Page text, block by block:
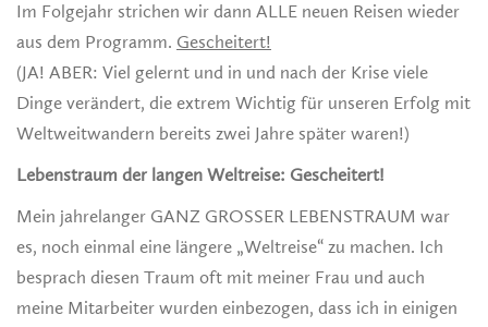
Im Folgejahr strichen wir dann ALLE neuen Reisen wieder
aus dem Programm. Gescheitert!
(JA! ABER: Viel gelernt und in und nach der Krise viele
Dinge verändert, die extrem Wichtig für unseren Erfolg mit
Weltweitwandern bereits zwei Jahre später waren!)
Lebenstraum der langen Weltreise: Gescheitert!
Mein jahrelanger GANZ GROSSER LEBENSTRAUM war
es, noch einmal eine längere „Weltreise“ zu machen. Ich
besprach diesen Traum oft mit meiner Frau und auch
meine Mitarbeiter wurden einbezogen, dass ich in einigen